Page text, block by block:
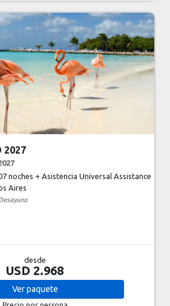
2027
noches + Asistencia Universal Assistance
Aires
desde
USD 2.968
Verpaquete